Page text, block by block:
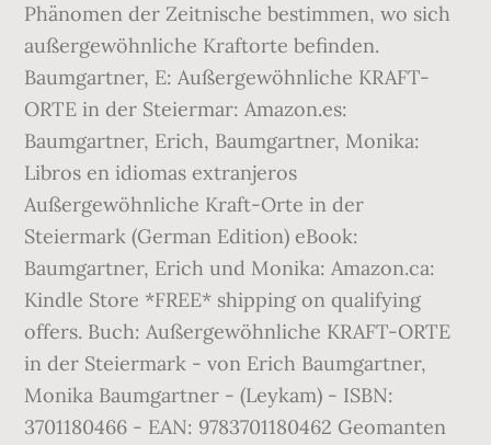
Phänomen der Zeitnische bestimmen, wo sich
außergewöhnliche Kraftorte befinden.
Baumgartner, E: Außergewöhnliche KRAFT-
ORTE in der Steiermar: Amazon.es:
Baumgartner, Erich, Baumgartner, Monika:
Libros en idiomas extranjeros
Außergewöhnliche Kraft-Orte in der
Steiermark (German Edition) eBook:
Baumgartner, Erich und Monika: Amazon.ca:
Kindle Store *FREE* shipping on qualifying
offers. Buch: Außergewöhnliche KRAFT-ORTE
in der Steiermark - von Erich Baumgartner,
Monika Baumgartner - (Leykam) - ISBN:
3701180466 - EAN: 9783701180462 Geomanten